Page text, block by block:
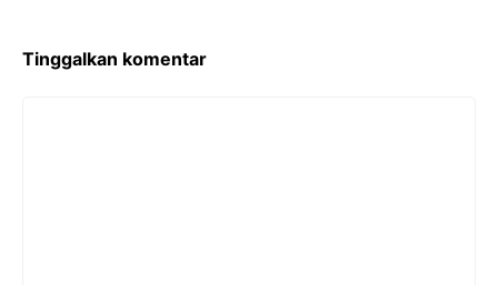
Tinggalkan komentar